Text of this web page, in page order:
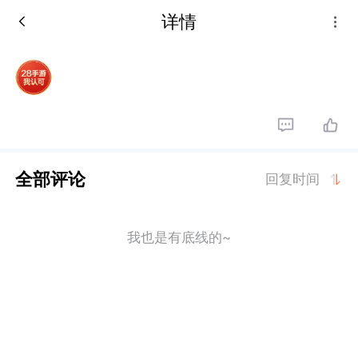
详情
全部评论 回复时间
我也是有底线的~